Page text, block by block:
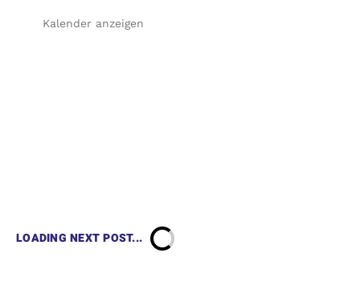
Kalender anzeigen
LOADING NEXT POST...